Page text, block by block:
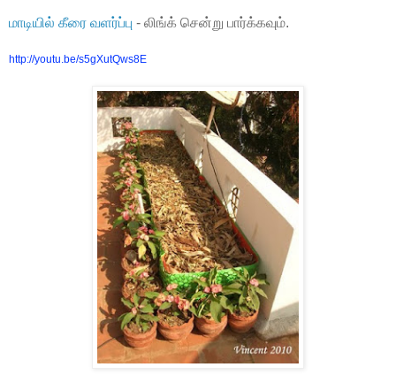
மாடியில் கீரை வளர்ப்பு - லிங்க் சென்று பார்க்கவும்.
http://youtu.be/s5gXutQws8E